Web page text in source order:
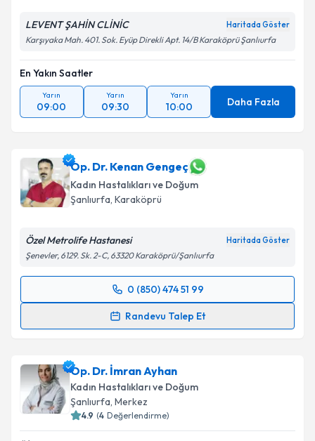
LEVENT ŞAHİN CLİNİC Haritada Göster
Karşıyaka Mah. 401. Sok. Eyüp Direkli Apt. 14/B Karaköprü Şanlıurfa
En Yakın Saatler
Yarın
09:00
Yarın
09:30
Yarın
10:00 Daha Fazla
Op. Dr. Kenan Gengeç
Kadın Hastalıkları ve Doğum
Şanlıurfa, Karaköprü
Özel Metrolife Hastanesi Haritada Göster
Şenevler, 6129. Sk. 2-C, 63320 Karaköprü/Şanlıurfa
0 (850) 474 51 99
Randevu Talep Et
Randevu Takvimi Talebi
takvim hazırlandığında e-posta ile bilgilendireceğiz.
E-posta Adresiniz
Op. Dr. İmran Ayhan
Kadın Hastalıkları ve Doğum
Şanlıurfa, Merkez
4.9 (4 Değerlendirme)